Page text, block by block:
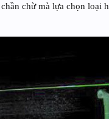
chừ mà lựa chọn loại